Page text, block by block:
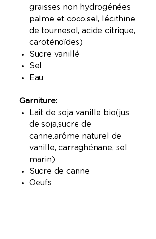
graisses non hydrogénées
palme et coco,sel, lécithine
de tournesol, acide citrique,
caroténoïdes)
Sucre vanillé
Sel
Eau
Garniture:
Lait de soja vanille bio(jus
de soja,sucre de
canne,arôme naturel de
vanille, carraghénane, sel
marin)
Sucre de canne
Oeufs